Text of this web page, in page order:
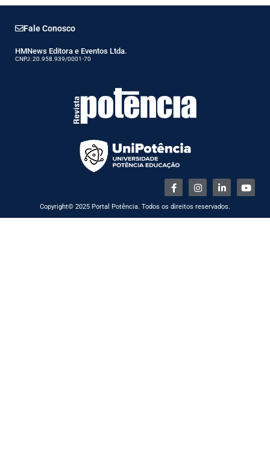
Fale Conosco
HMNews Editora e Eventos Ltda.
CNPJ: 20.958.939/0001-70
Copyright© 2025 Portal Potência. Todos os direitos reservados.